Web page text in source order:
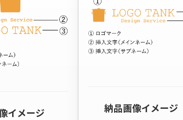
イメージ 納品画像イメージ